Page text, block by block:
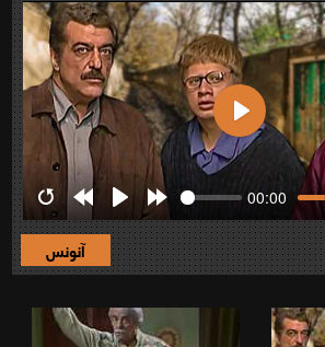
RestartRewind
10s
Play Forward
10s
00:00
Play
آنونس